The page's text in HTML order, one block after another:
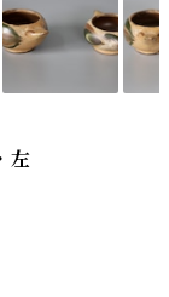
左